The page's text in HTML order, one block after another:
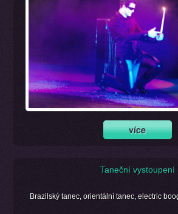
Taneční vystoupení
Brazilský tanec, orientální tanec, electric